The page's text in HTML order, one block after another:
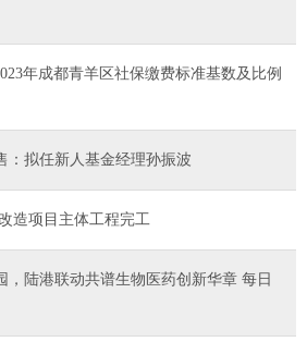
年成都青羊区社保缴费标准基数及比例
：拟任新人基金经理孙振波
造项目主体工程完工
，陆港联动共谱生物医药创新华章 每日